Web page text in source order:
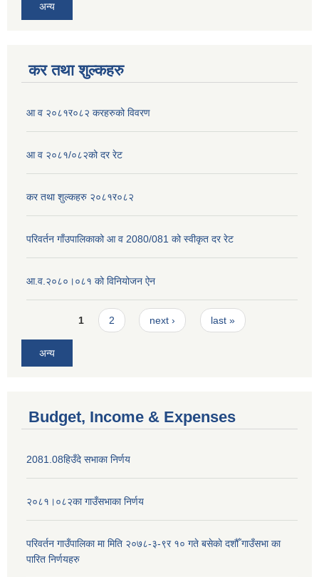
अन्य
कर तथा शुल्कहरु
आ व २०८१र०८२ करहरुको विवरण
आ व २०८१/०८२को दर रेट
कर तथा शुल्कहरु २०८१र०८२
परिवर्तन गाँउपालिकाको आ व 2080/081 को स्वीकृत दर रेट
आ.व.२०८०।०८१ को विनियोजन ऐन
Pages1 2 next › last »
अन्य
Budget, Income & Expenses
2081.08हिउँदे सभाका निर्णय
२०८१।०८२का गाउँसभाका निर्णय
परिवर्तन गाउँपालिका मा मिति २०७८-३-९र १० गते बसेकाे दशौँ गाउँसभा का
पारित निर्णयहरु